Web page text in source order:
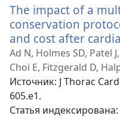
The impact of a
conservation
and cost after
Ad N, Holmes SD, Patel
Choi E, Fitzgerald D,
Источник‎: J Thorac
605.e1.
Статья индексирована